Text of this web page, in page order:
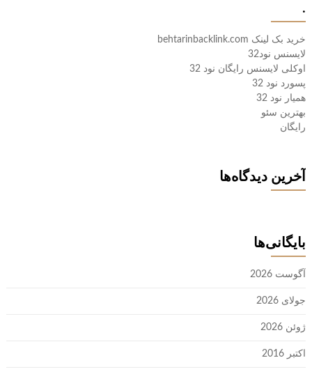
.
خرید بک لینک behtarinbacklink.com
لایسنس نود32
اوکلی لایسنس رایگان نود 32
پسورد نود 32
همیار نود 32
بهترین سئو
رایگان
آخرین دیدگاه‌ها
بایگانی‌ها
آگوست 2026
جولای 2026
ژوئن 2026
اکتبر 2016